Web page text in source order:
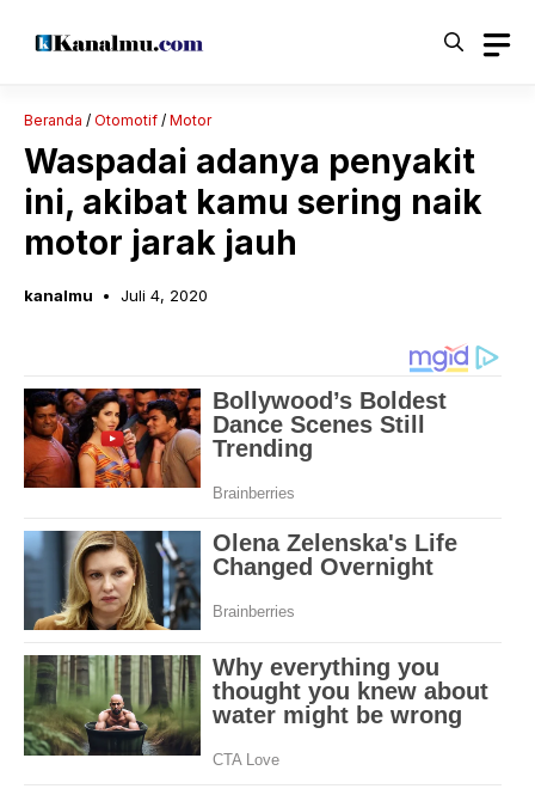
Beranda / Otomotif / Motor
Waspadai adanya penyakit
ini, akibat kamu sering naik
motor jarak jauh
kanalmu Juli 4, 2020